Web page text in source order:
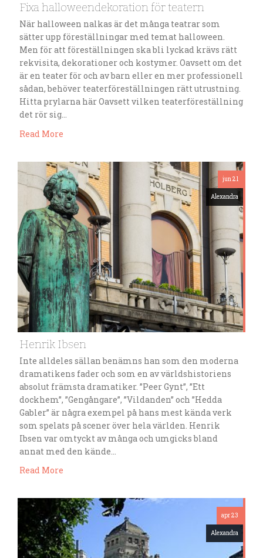
Fixa halloweendekoration för teatern
När halloween nalkas är det många teatrar som
sätter upp föreställningar med temat halloween.
Men för att föreställningen ska bli lyckad krävs rätt
rekvisita, dekorationer och kostymer. Oavsett om det
är en teater för och av barn eller en mer professionell
sådan, behöver teaterföreställningen rätt utrustning.
Hitta prylarna här Oavsett vilken teaterföreställning
det rör sig…
Read More
jun 21
Alexandra
Henrik Ibsen
Inte alldeles sällan benämns han som den moderna
dramatikens fader och som en av världshistoriens
absolut främsta dramatiker. ”Peer Gynt”, ”Ett
dockhem”, ”Gengångare”, ”Vildanden” och ”Hedda
Gabler” är några exempel på hans mest kända verk
som spelats på scener över hela världen. Henrik
Ibsen var omtyckt av många och umgicks bland
annat med den kände…
Read More
apr 23
Alexandra